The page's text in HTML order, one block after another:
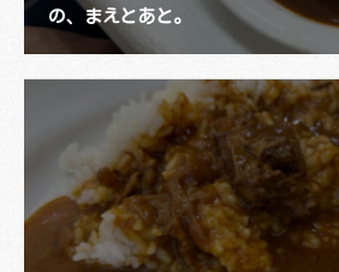
の、まえとあと。